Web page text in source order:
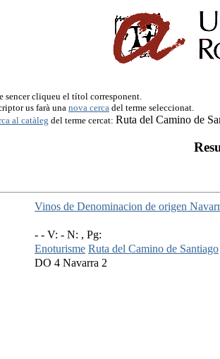
sencer cliqueu el títol corresponent.
us farà una nova cerca del terme seleccionat.
al catàleg del terme cercat: Ruta del Camino de
Vinos de Denominacion de origen
- - V: - N: , Pg:
Enoturisme Ruta del Camino de Santiago
DO 4 Navarra 2